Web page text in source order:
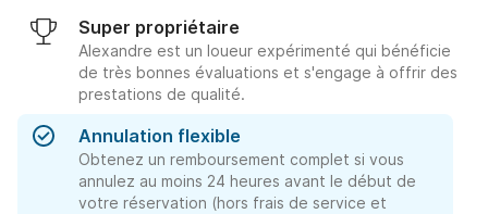
Super propriétaire
Alexandre est un loueur expérimenté qui bénéficie
de très bonnes évaluations et s'engage à offrir des
prestations de qualité.
Annulation flexible
Obtenez un remboursement complet si vous
annulez au moins 24 heures avant le début de
votre réservation (hors frais de service et